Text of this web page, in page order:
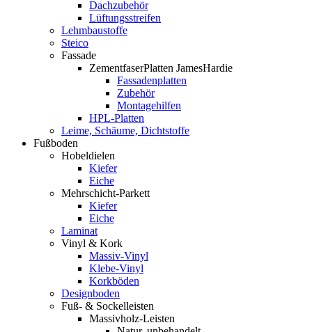
Dachzubehör
Lüftungsstreifen
Lehmbaustoffe
Steico
Fassade
ZementfaserPlatten JamesHardie
Fassadenplatten
Zubehör
Montagehilfen
HPL-Platten
Leime, Schäume, Dichtstoffe
Fußboden
Hobeldielen
Kiefer
Eiche
Mehrschicht-Parkett
Kiefer
Eiche
Laminat
Vinyl & Kork
Massiv-Vinyl
Klebe-Vinyl
Korkböden
Designboden
Fuß- & Sockelleisten
Massivholz-Leisten